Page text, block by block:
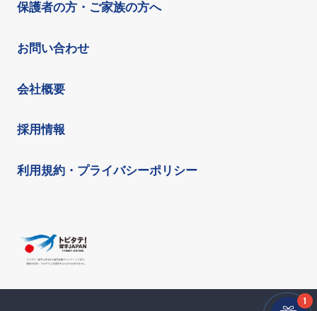
保護者の方・ご家族の方へ
お問い合わせ
会社概要
採用情報
利用規約・プライバシーポリシー